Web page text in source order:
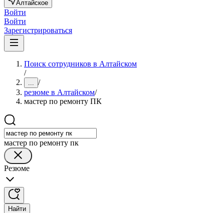
Алтайское
Войти
Войти
Зарегистрироваться
Поиск сотрудников в Алтайском
/
... /
резюме в Алтайском/
мастер по ремонту ПК
мастер по ремонту пк
Резюме
Найти